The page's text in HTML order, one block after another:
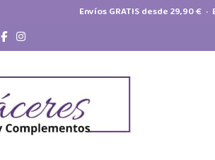
Envíos GRATIS desde 29,90 €